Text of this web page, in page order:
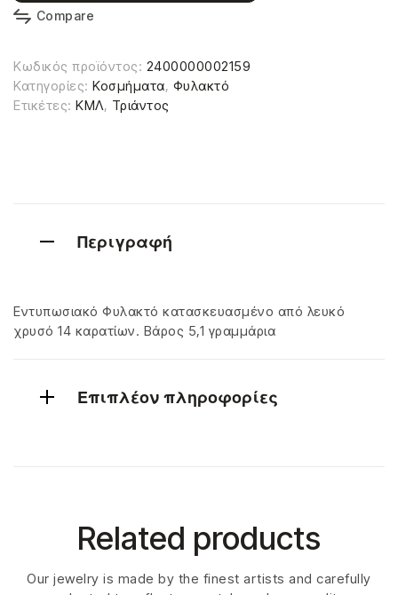
Compare
Κωδικός προϊόντος: 2400000002159
Κατηγορίες: Κοσμήματα, Φυλακτό
Ετικέτες: ΚΜΛ, Τριάντος
Περιγραφή
Εντυπωσιακό Φυλακτό κατασκευασμένο από λευκό
χρυσό 14 καρατίων. Βάρος 5,1 γραμμάρια
Επιπλέον πληροφορίες
Related products
Our jewelry is made by the finest artists and carefully